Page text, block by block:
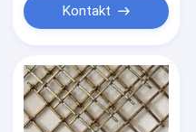
Kontakt